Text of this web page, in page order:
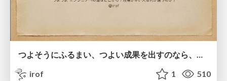
つよそうにふるまい、つよい成果を出すのなら、つよいのかもしれない
irof
1 510